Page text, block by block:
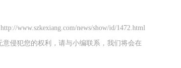
www.szkexiang.com/news/show/id/1472.html
侵犯您的权利，请与小编联系，我们将会在